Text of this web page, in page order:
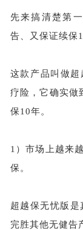
先来搞清楚第
告、又保证续保
这款产品叫做
疗险，它确实做
保10年。
1）市场上越来
保。
超越保无忧版
完胜其他无健告